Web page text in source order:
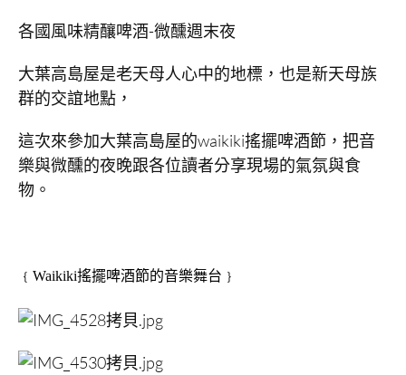
各國風味精釀啤酒-微醺週末夜
大葉高島屋是老天母人心中的地標，也是新天母族
群的交誼地點，
這次來參加大葉高島屋的waikiki搖擺啤酒節，把音
樂與微醺的夜晚跟各位讀者分享現場的氣氛與食
物。
﹛Waikiki搖擺啤酒節的音樂舞台﹜